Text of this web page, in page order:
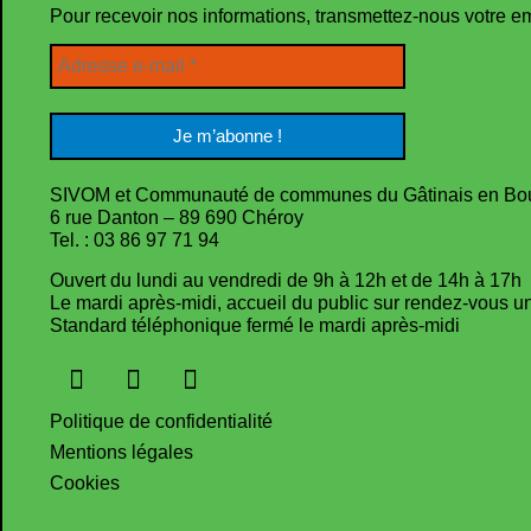
Pour recevoir nos informations, transmettez-nous votre
SIVOM et Communauté de communes du Gâtinais en
6 rue Danton – 89 690 Chéroy
Tel. : 03 86 97 71 94
Ouvert du lundi au vendredi de 9h à 12h et de 14h à 17h
Le mardi après-midi, accueil du public sur rendez-vous
Standard téléphonique fermé le mardi après-midi
Politique de confidentialité
Mentions légales
Cookies